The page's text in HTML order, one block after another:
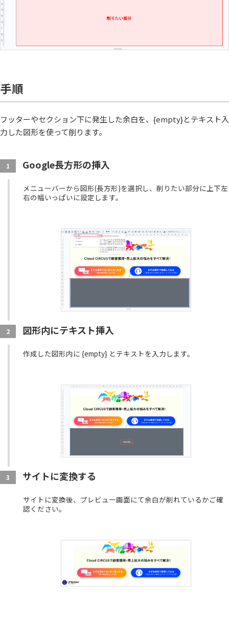
手順
フッターやセクション下に発生した余白を、{empty}とテキスト入
力した図形を使って削ります。
1 Google長方形の挿入
メニューバーから図形(長方形)を選択し、削りたい部分に上下左
右の幅いっぱいに設定します。
2 図形内にテキスト挿入
作成した図形内に {empty} とテキストを入力します。
3 サイトに変換する
サイトに変換後、プレビュー画面にて余白が削れているかご確
認ください。